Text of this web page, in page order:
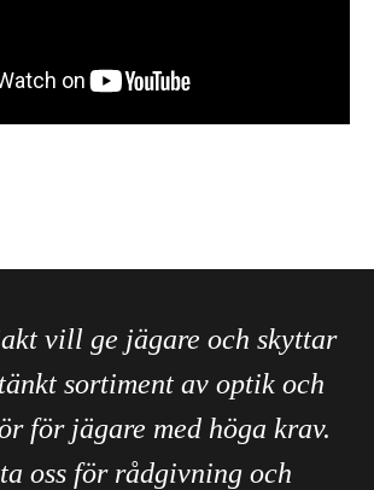
vill ge jägare och skyttar
sortiment av optik och
för jägare med höga krav.
oss för rådgivning och